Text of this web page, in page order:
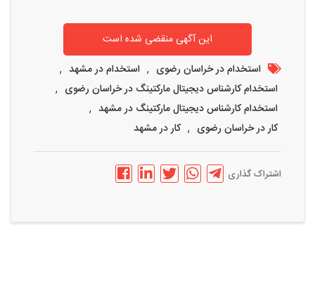
این آگهی منقضی شده است
استخدام در خراسان رضوی , استخدام در مشهد ,
استخدام کارشناس دیجیتال مارکتینگ در خراسان رضوی ,
استخدام کارشناس دیجیتال مارکتینگ در مشهد ,
کار در خراسان رضوی , کار در مشهد
اشتراک گذاری